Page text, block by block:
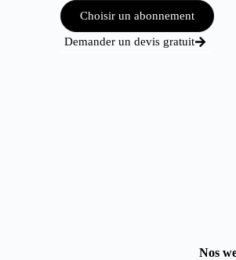
Choisir un abonnement
Demander un devis gratuit
Nos